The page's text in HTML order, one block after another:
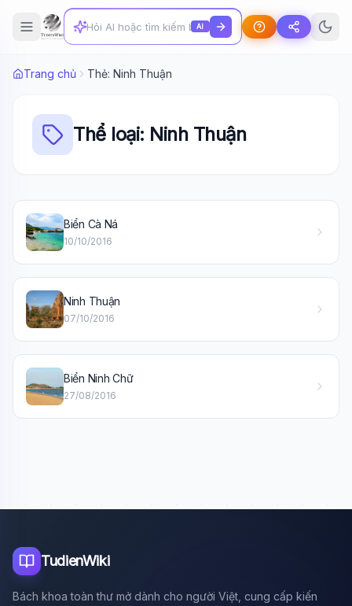
AI
Trang chủ Thẻ: Ninh Thuận
Thể loại: Ninh Thuận
Biển Cà Ná
10/10/2016
Ninh Thuận
07/10/2016
Biển Ninh Chữ
27/08/2016
TudienWiki
Bách khoa toàn thư mở dành cho người Việt, cung cấp kiến
🤖Wiki Trợ Lý
Tôi là trợ lý AI của TuDienWiki. Hãy hỏi tôi bất kỳ điều gì